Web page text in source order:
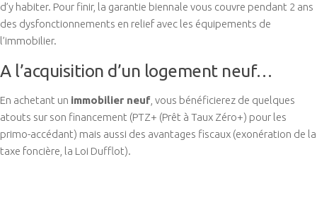
d’y habiter. Pour finir, la garantie biennale vous couvre pendant 2 ans
des dysfonctionnements en relief avec les équipements de
l’immobilier.
A l’acquisition d’un logement neuf…
En achetant un immobilier neuf , vous bénéficierez de quelques
atouts sur son financement (PTZ+ (Prêt à Taux Zéro+) pour les
primo-accédant) mais aussi des avantages fiscaux (exonération de la
taxe foncière, la Loi Dufflot).